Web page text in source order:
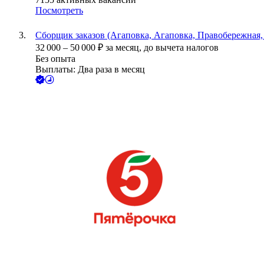
Посмотреть
Сборщик заказов (Агаповка, Агаповка,
32 000 – 50 000 ₽ за месяц, до вычета налогов
Без опыта
Выплаты: Два раза в месяц